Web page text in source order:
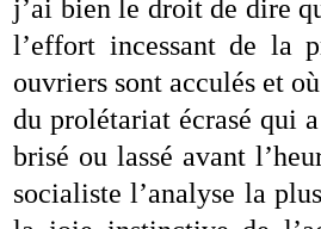
j’ai bien le droit de dire
l’effort incessant de la
ouvriers sont acculés et
du prolétariat écrasé qui
brisé ou lassé avant
socialiste l’analyse la